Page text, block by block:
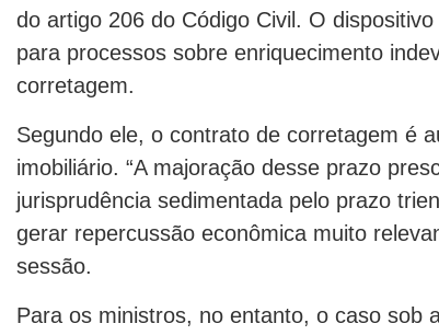
do artigo 206 do Código Civil. O
para processos sobre enriquecimento
corretagem.
Segundo ele, o contrato de corretagem é
imobiliário. “A majoração desse prazo
jurisprudência sedimentada pelo prazo
gerar repercussão econômica muito
sessão.
Para os ministros, no entanto, o caso sob